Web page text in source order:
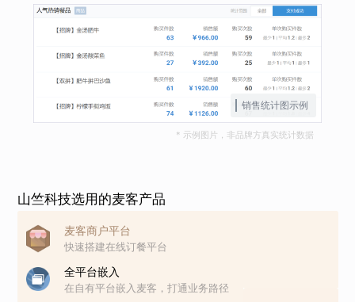
销售统计图示例
* 示例图片，非品牌方真实统计数据
山竺科技选用的麦客产品
麦客商户平台
快速搭建在线订餐平台
全平台嵌入
在自有平台嵌入麦客，打通业务路径